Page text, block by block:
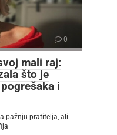
0
mali raj:
što je
i
pažnju pratitelja, ali